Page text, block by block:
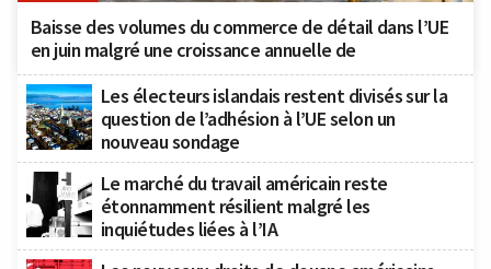
Baisse des volumes du commerce de détail dans l’UE
en juin malgré une croissance annuelle de
Les électeurs islandais restent divisés sur la
question de l’adhésion à l’UE selon un
nouveau sondage
Le marché du travail américain reste
étonnamment résilient malgré les
inquiétudes liées à l’IA